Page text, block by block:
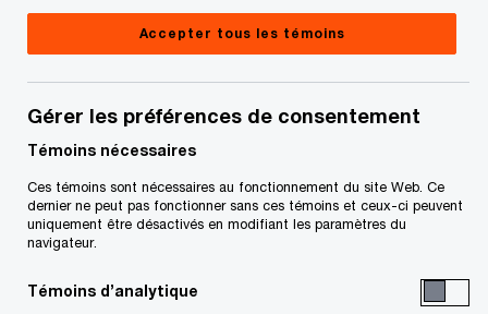
Associée, PwC Canada
Coordonnées
LinkedIn
Accepter tous les témoins
Gérer les préférences de consentement
Témoins nécessaires
Ces témoins sont nécessaires au fonctionnement du site Web. Ce
dernier ne peut pas fonctionner sans ces témoins et ceux-ci peuvent
uniquement être désactivés en modifiant les paramètres du
navigateur.
Témoins d’analytique